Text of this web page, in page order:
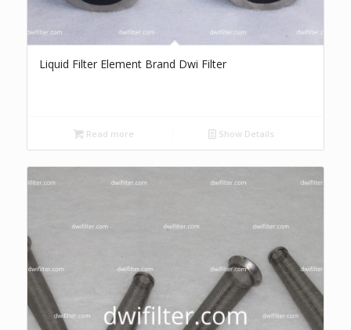
Liquid Filter Element Brand Dwi Filter
Read more Show Details